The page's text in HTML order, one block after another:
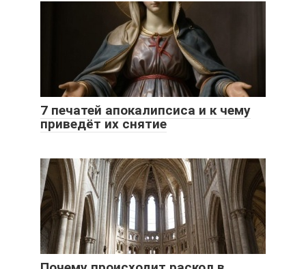
7 печатей апокалипсиса и к чему
приведёт их снятие